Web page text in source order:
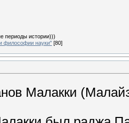
периоды истории)))
философии науки" [80]
Малакки